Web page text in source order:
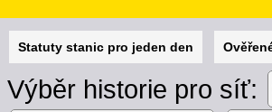
Statuty stanic pro jeden den
Výběr historie pro síť: